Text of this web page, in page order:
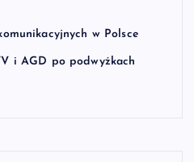
w Polsce
i AGD po podwyżkach